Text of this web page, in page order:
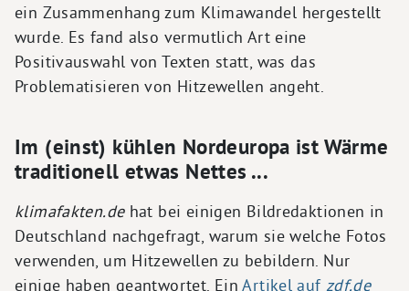
ein Zusammenhang zum Klimawandel hergestellt
wurde. Es fand also vermutlich Art eine
Positivauswahl von Texten statt, was das
Problematisieren von Hitzewellen angeht.
Im (einst) kühlen Nordeuropa ist Wärme
traditionell etwas Nettes ...
klimafakten.dehat bei einigen Bildredaktionen in
Deutschland nachgefragt, warum sie welche Fotos
verwenden, um Hitzewellen zu bebildern. Nur
einige haben geantwortet. EinArtikel auf zdf.de